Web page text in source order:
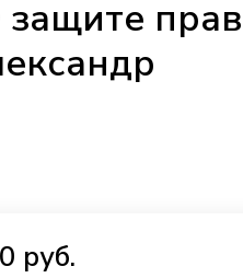
прав
руб.